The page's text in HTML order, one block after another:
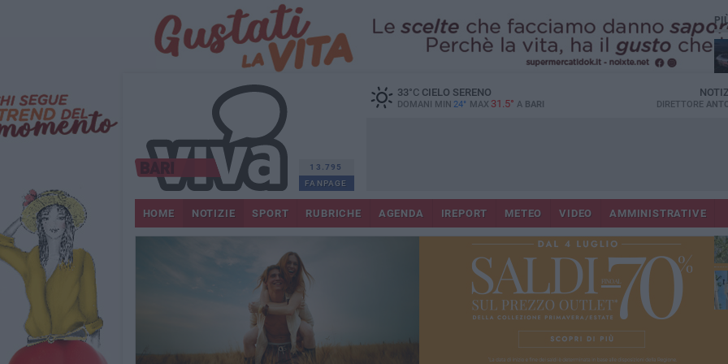
13.795
FANPAGE
33°CCIELO SERENO
DOMANI MIN 24° MAX 31.5° A BARI DIRETTORE
HOME NOTIZIE SPORT RUBRICHE AGENDA IREPORT METEO VIDEO AMMINISTRATIVE